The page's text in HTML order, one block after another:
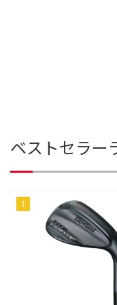
ベストセラー